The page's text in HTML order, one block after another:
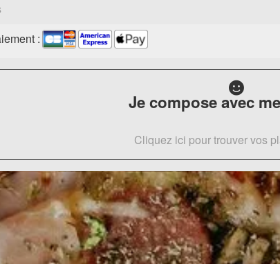
:
Je compose avec
Cliquez ici pour trouver vos